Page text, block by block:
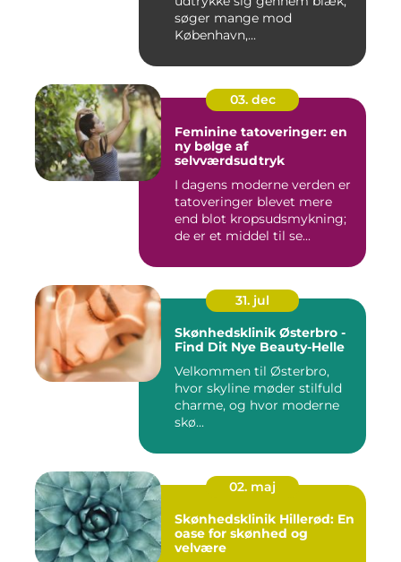
søger mange mod
København,...
03. dec
Feminine tatoveringer: en
ny bølge af
selvværdsudtryk
I dagens moderne verden er
tatoveringer blevet mere
end blot kropsudsmykning;
de er et middel til se...
31. jul
Skønhedsklinik Østerbro -
Find Dit Nye Beauty-Helle
Velkommen til Østerbro,
hvor skyline møder stilfuld
charme, og hvor moderne
skø...
02. maj
Skønhedsklinik Hillerød: En
oase for skønhed og
velvære